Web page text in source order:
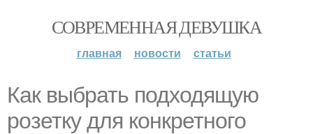
СОВРЕМЕННАЯ ДЕВУШКА
главная новости статьи
Как выбрать подходящую
розетку для конкретного